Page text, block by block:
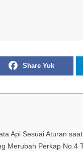
Share Yuk
Api Sesuai Aturan
Merubah Perkap No.4